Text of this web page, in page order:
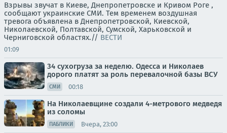
Взрывы звучат в Киеве, Днепропетровске и Кривом Роге ,
сообщают украинские СМИ. Тем временем воздушная
тревога объявлена в Днепропетровской, Киевской,
Николаевской, Полтавской, Сумской, Харьковской и
Черниговской областях.// ВЕСТИ
01:09
34 сухогруза за неделю. Одесса и Николаев
дорого платят за роль перевалочной базы ВСУ
СМИ 00:18
На Николаевщине создали 4-метрового медведя
из соломы
ПАБЛИКИ Вчера, 23:00